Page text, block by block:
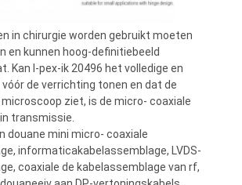
in chirurgie worden gebruikt moeten
en kunnen hoog-definitiebeeld
Kan I-pex-ik 20496 het volledige en
vóór de verrichting tonen en dat de
ziet, is de micro- coaxiale
transmissie.
douane mini micro- coaxiale
informaticakabelassemblage, LVDS-
coaxiale de kabelassemblage van rf,